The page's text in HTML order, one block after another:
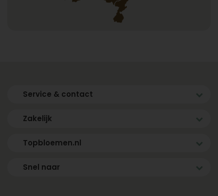
Service & contact
Zakelijk
Topbloemen.nl
Snel naar